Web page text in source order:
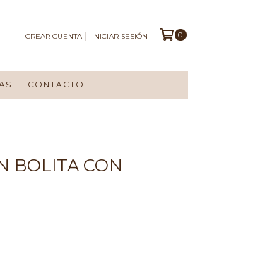
CREAR CUENTA INICIAR SESIÓN 0
CONTACTO
BOLITA CON